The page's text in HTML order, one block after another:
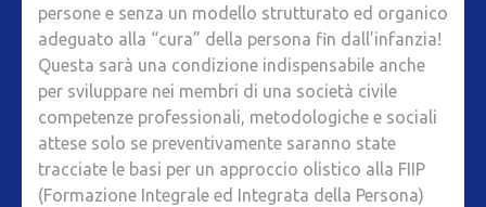
persone e senza un modello strutturato ed organico
adeguato alla “cura” della persona fin dall’infanzia!
Questa sarà una condizione indispensabile anche
per sviluppare nei membri di una società civile
competenze professionali, metodologiche e sociali
attese solo se preventivamente saranno state
tracciate le basi per un approccio olistico alla FIIP
(Formazione Integrale ed Integrata della Persona)